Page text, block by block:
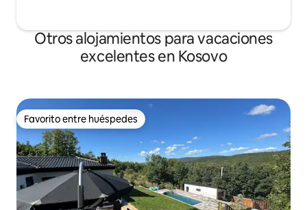
Otros alojamientos para vacaciones
excelentes en Kosovo
Favorito entre huéspedes
Favorito entre huéspedes